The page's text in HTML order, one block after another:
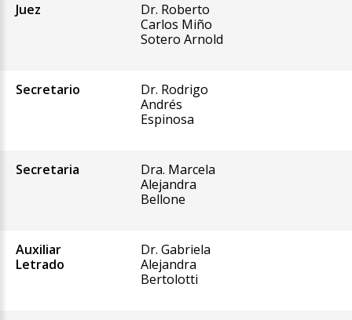
Juez
Dr. Roberto
Carlos Miño
Sotero Arnold
Secretario
Dr. Rodrigo
Andrés
Espinosa
Secretaria
Dra. Marcela
Alejandra
Bellone
Auxiliar
Letrado
Dr. Gabriela
Alejandra
Bertolotti